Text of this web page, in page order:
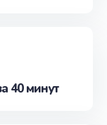
40 минут